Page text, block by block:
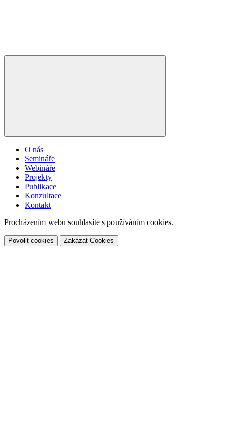
O nás
Semináře
Webináře
Projekty
Publikace
Konzultace
Kontakt
Procházením webu souhlasíte s používáním cookies.
Povolit cookies Zakázat Cookies